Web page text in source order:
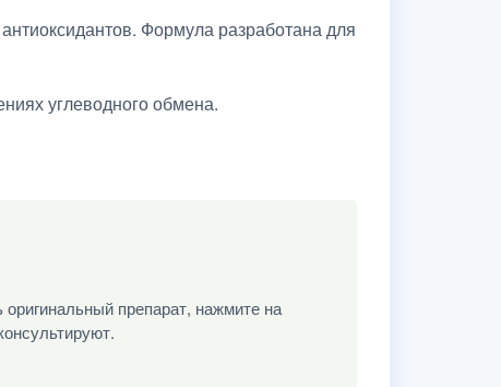
Формула разработана для
углеводного обмена.
препарат, нажмите на